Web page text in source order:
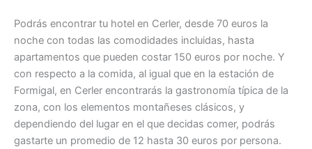
Podrás encontrar tu hotel en Cerler, desde 70 euros la
noche con todas las comodidades incluidas, hasta
apartamentos que pueden costar 150 euros por noche. Y
con respecto a la comida, al igual que en la estación de
Formigal, en Cerler encontrarás la gastronomía típica de la
zona, con los elementos montañeses clásicos, y
dependiendo del lugar en el que decidas comer, podrás
gastarte un promedio de 12 hasta 30 euros por persona.